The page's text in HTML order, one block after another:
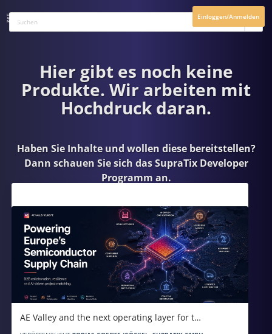
Einloggen/Anmelden
Hier gibt es noch keine
Produkte. Wir arbeiten mit
Hochdruck daran.
Haben Sie Inhalte und wollen diese bereitstellen?
Dann schauen Sie sich dasSupraTix Developer
Programman.
AE Valley and the next operating layer for t…